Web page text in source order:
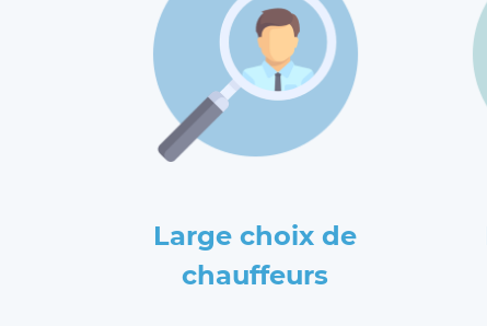
Large choix de
chauffeurs